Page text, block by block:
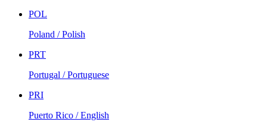
POL
Poland / Polish
PRT
Portugal / Portuguese
PRI
Puerto Rico / English